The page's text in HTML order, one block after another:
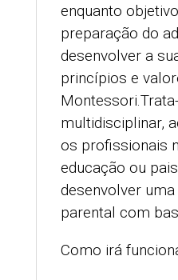
enquanto
preparação do
desenvolver a
princípios e
multidisciplinar,
os profissionais
educação ou
desenvolver
parental com
Como irá